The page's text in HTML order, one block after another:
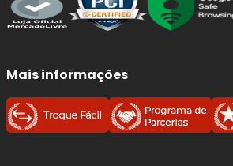
Mais informações